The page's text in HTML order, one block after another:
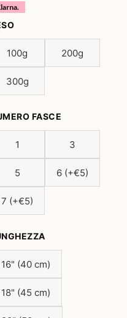
100g 200g
300g
FASCE
1 3
5 6 (+€5)
7 (+€5)
16" (40 cm)
18" (45 cm)